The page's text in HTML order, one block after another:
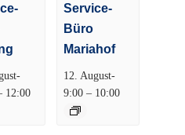
12:00
Service-
Büro
Mariahof
12. August-
9:00 – 10:00